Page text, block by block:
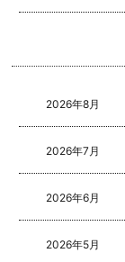
2026年8月
2026年7月
2026年6月
2026年5月